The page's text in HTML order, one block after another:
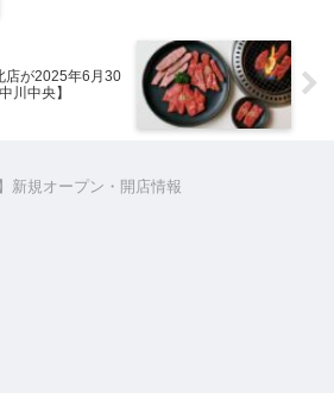
店が2025年6月30
川中央】
新規オープン・開店情報